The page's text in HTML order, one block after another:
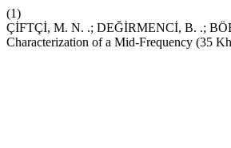
(1)
ÇİFTÇİ, M. N. .; DEĞİRMENCİ, B. .;
Characterization of a Mid-Frequency (35